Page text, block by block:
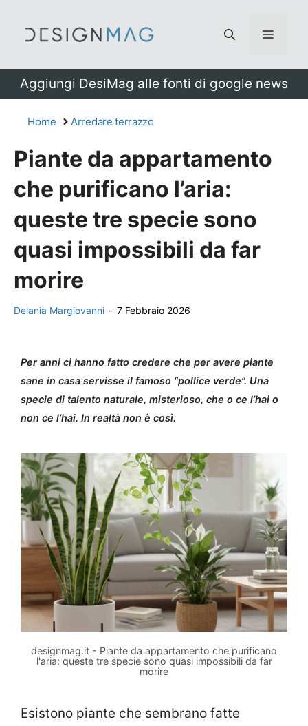
Menu
Aggiungi DesiMag alle fonti di google news
Home Arredare terrazzo
Piante da appartamento
che purificano l’aria:
queste tre specie sono
quasi impossibili da far
morire
Delania Margiovanni - 7 Febbraio 2026
Per anni ci hanno fatto credere che per avere piante
sane in casa servisse il famoso “pollice verde”. Una
specie di talento naturale, misterioso, che o ce l’hai o
non ce l’hai. In realtà non è così.
designmag.it - Piante da appartamento che purificano
l'aria: queste tre specie sono quasi impossibili da far
morire
Esistono piante che sembrano fatte